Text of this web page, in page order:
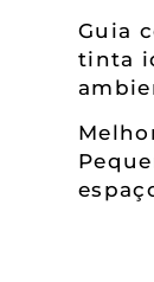
Guia
tinta